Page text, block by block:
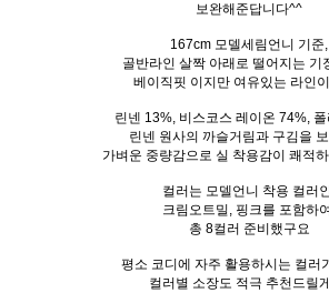
보완해준답니다^^
167cm 모델세림언니 기준,
골반라인 살짝 아래로 떨어지는 기
베이직핏 이지만 여유있는 라인
린넨 13%, 비스코스 레이온 74%,
린넨 원사의 까슬거림과 구김을
가벼운 중량감으로 실 착용감이 쾌적
컬러는 모델언니 착용 컬러
크림오트밀, 핑크를 포함하여
총 8컬러 준비했구요
평소 코디에 자주 활용하시는 컬러
컬러별 소장도 적극 추천드릴